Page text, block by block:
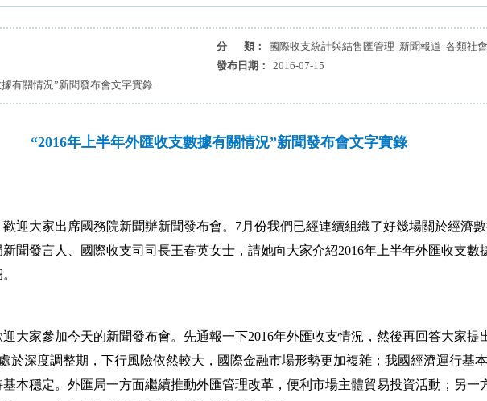
分 類：
國際收支統計與結售匯管理 新聞報道 各類社
發布日期：
2016-07-15
有關情況”新聞發布會文字實錄
“2016年上半年外匯收支數據有關情況”新聞發布會文字實錄
迎大家出席國務院新聞辦新聞發布會。 7月份我們已經連續組織了好幾場關於經濟
聞發言人、國際收支司司長王春英女士，請她向大家介紹2016年上半年外匯收支數
大家參加今天的新聞發布會。先通報一下2016年外匯收支情況，然後再回答大家提
於深度調整期，下行風險依然較大，國際金融市場形勢更加複雜；我國經濟運行基
本穩定。外匯局一方面繼續推動外匯管理改革，便利市場主體貿易投資活動；另一